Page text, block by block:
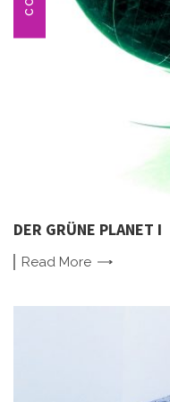
DER GRÜNE PLANET I
Read More